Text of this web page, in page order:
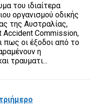
του ιδιαίτερα
οργανισμού οδικής
της Αυστραλίας,
Accident Commission,
πως οι έξοδοι από το
η
τραυματι...